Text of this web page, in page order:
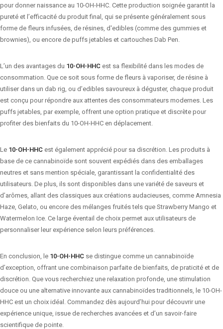
pour donner naissance au 10-OH-HHC. Cette production soignée garantit la
pureté et l’efficacité du produit final, qui se présente généralement sous
forme de fleurs infusées, de résines, d'edibles (comme des gummies et
brownies), ou encore de puffs jetables et cartouches Dab Pen.
L’un des avantages du 10-OH-HHC est sa flexibilité dans les modes de
consommation. Que ce soit sous forme de fleurs à vaporiser, de résine à
utiliser dans un dab rig, ou d’edibles savoureux à déguster, chaque produit
est conçu pour répondre aux attentes des consommateurs modernes. Les
puffs jetables, par exemple, offrent une option pratique et discrète pour
profiter des bienfaits du 10-OH-HHC en déplacement.
Le 10-OH-HHC est également apprécié pour sa discrétion. Les produits à
base de ce cannabinoïde sont souvent expédiés dans des emballages
neutres et sans mention spéciale, garantissant la confidentialité des
utilisateurs. De plus, ils sont disponibles dans une variété de saveurs et
d’arômes, allant des classiques aux créations audacieuses, comme Amnesia
Haze, Gelato, ou encore des mélanges fruités tels que Strawberry Mango et
Watermelon Ice. Ce large éventail de choix permet aux utilisateurs de
personnaliser leur expérience selon leurs préférences.
En conclusion, le 10-OH-HHC se distingue comme un cannabinoïde
d’exception, offrant une combinaison parfaite de bienfaits, de praticité et de
discrétion. Que vous recherchiez une relaxation profonde, une stimulation
douce ou une alternative innovante aux cannabinoïdes traditionnels, le 10-OH-
HHC est un choix idéal. Commandez dès aujourd’hui pour découvrir une
expérience unique, issue de recherches avancées et d’un savoir-faire
scientifique de pointe.